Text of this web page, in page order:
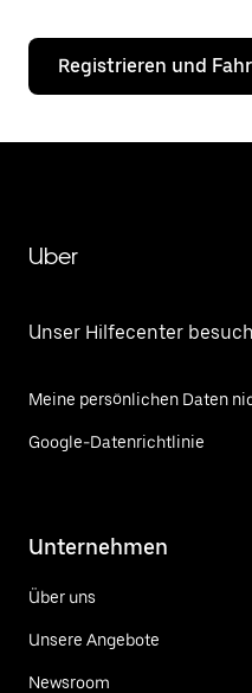
Registrieren und
Uber
Unser Hilfecenter
Meine persönlichen Daten
Google-Datenrichtlinie
Unternehmen
Über uns
Unsere Angebote
Newsroom